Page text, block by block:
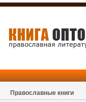
Православные книги